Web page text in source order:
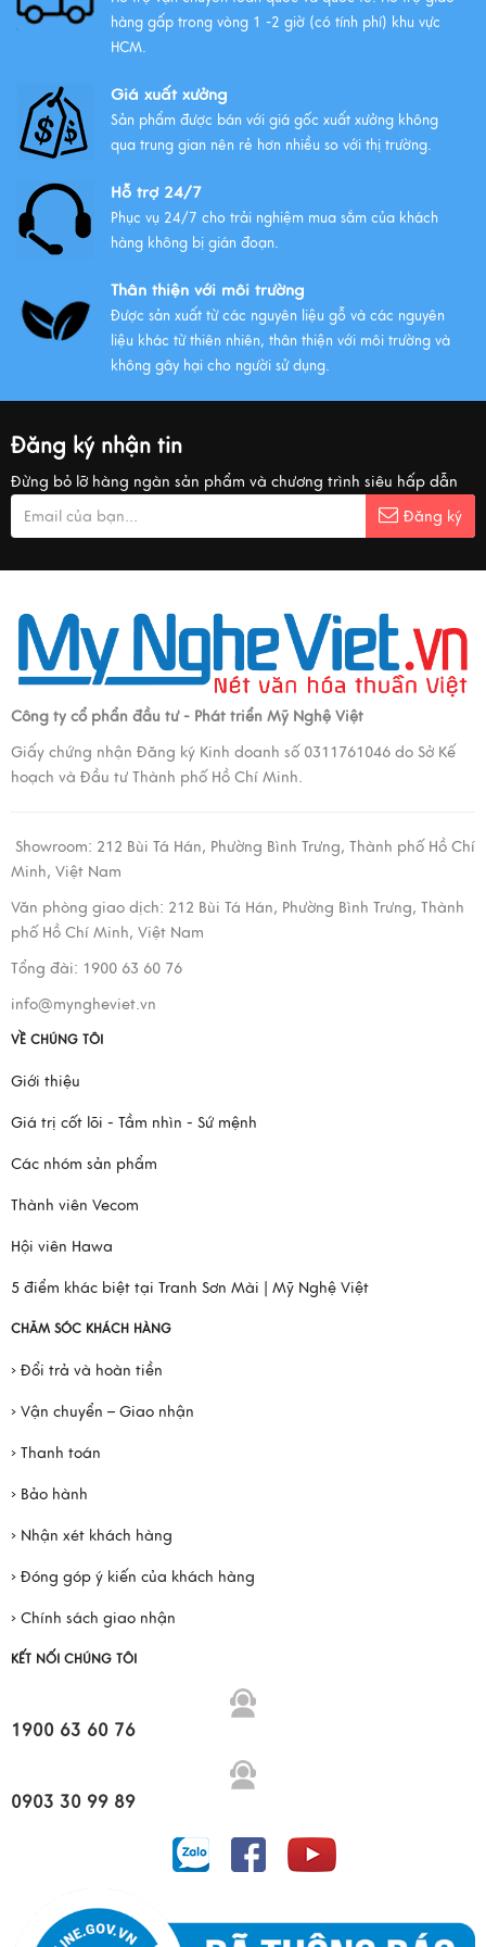
hàng gấp trong vòng 1 -2 giờ (có tính phí) khu vực
HCM.
Giá xuất xưởng
Sản phẩm được bán với giá gốc xuất xưởng không
qua trung gian nên rẻ hơn nhiều so với thị trường.
Hỗ trợ 24/7
Phục vụ 24/7 cho trải nghiệm mua sắm của khách
hàng không bị gián đoạn.
Thân thiện với môi trường
Được sản xuất từ các nguyên liệu gỗ và các nguyên
liệu khác từ thiên nhiên, thân thiện với môi trường và
không gây hại cho người sử dụng.
Đăng ký nhận tin
Đừng bỏ lỡ hàng ngàn sản phẩm và chương trình siêu hấp dẫn
Đăng ký
Công ty cổ phẩn đầu tư - Phát triển Mỹ Nghệ Việt
Giấy chứng nhận Đăng ký Kinh doanh số 0311761046 do Sở Kế
hoạch và Đầu tư Thành phố Hồ Chí Minh.
Showroom: 212 Bùi Tá Hán, Phường Bình Trưng, Thành phố Hồ Chí
Minh, Việt Nam
Văn phòng giao dịch: 212 Bùi Tá Hán, Phường Bình Trưng, Thành
phố Hồ Chí Minh, Việt Nam
Tổng đài: 1900 63 60 76
info@myngheviet.vn
VỀ CHÚNG TÔI
Giới thiệu
Giá trị cốt lõi - Tầm nhìn - Sứ mệnh
Các nhóm sản phẩm
Thành viên Vecom
Hội viên Hawa
5 điểm khác biệt tại Tranh Sơn Mài | Mỹ Nghệ Việt
CHĂM SÓC KHÁCH HÀNG
› Đổi trả và hoàn tiền
› Vận chuyển – Giao nhận
› Thanh toán
› Bảo hành
› Nhận xét khách hàng
› Đóng góp ý kiến của khách hàng
› Chính sách giao nhận
KẾT NỐI CHÚNG TÔI
1900 63 60 76
0903 30 99 89